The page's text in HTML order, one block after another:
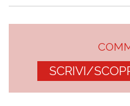
SCRIVI/